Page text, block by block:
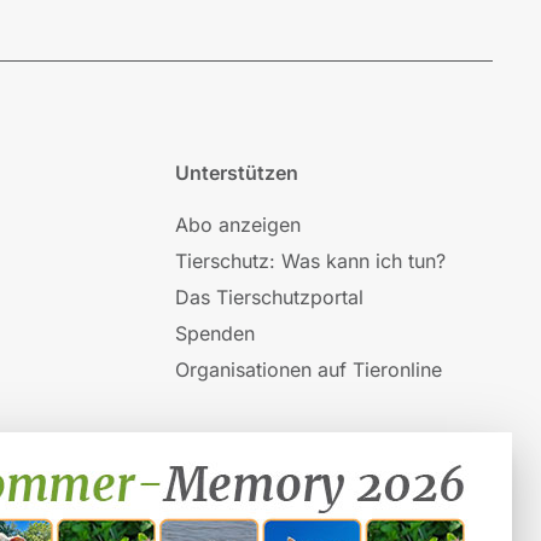
Unterstützen
Abo anzeigen
Tierschutz: Was kann ich tun?
Das Tierschutzportal
Spenden
Organisationen auf Tieronline